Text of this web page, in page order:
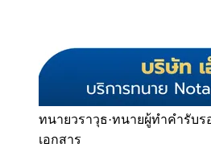
ทนายวราวุธ·ทนายผู้ทำคำรับร
เอกสาร